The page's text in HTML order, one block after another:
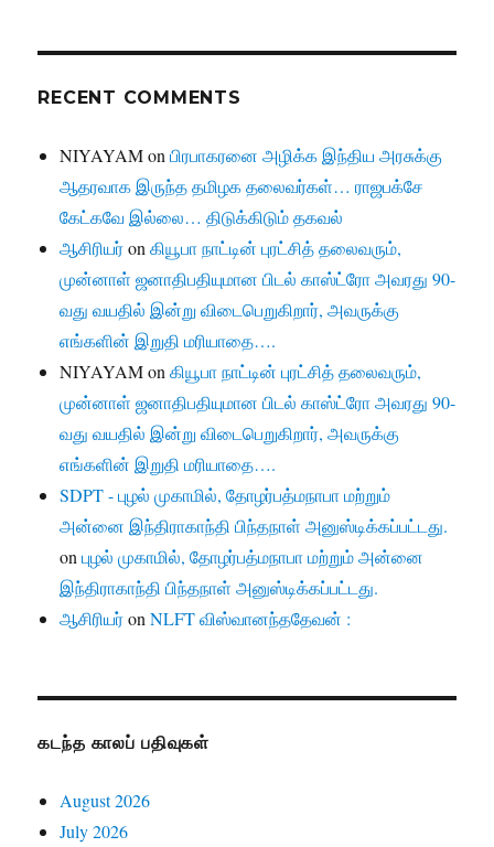
RECENT COMMENTS
NIYAYAMonபிரபாகரனை அழிக்க இந்திய அரசுக்கு
ஆதரவாக இருந்த தமிழக தலைவர்கள்… ராஜபக்சே
கேட்கவே இல்லை… திடுக்கிடும் தகவல்
ஆசிரியர்onகியூபா நாட்டின் புரட்சித் தலைவரும்,
முன்னாள் ஜனாதிபதியுமான பிடல் காஸ்ட்ரோ அவரது 90-
வது வயதில் இன்று விடைபெறுகிறார், அவருக்கு
எங்களின் இறுதி மரியாதை….
NIYAYAMonகியூபா நாட்டின் புரட்சித் தலைவரும்,
முன்னாள் ஜனாதிபதியுமான பிடல் காஸ்ட்ரோ அவரது 90-
வது வயதில் இன்று விடைபெறுகிறார், அவருக்கு
எங்களின் இறுதி மரியாதை….
SDPT - புழல் முகாமில், தோழர்பத்மநாபா மற்றும்
அன்னை இந்திராகாந்தி பிந்தநாள் அனுஸ்டிக்கப்பட்டது.
onபுழல் முகாமில், தோழர்பத்மநாபா மற்றும் அன்னை
இந்திராகாந்தி பிந்தநாள் அனுஸ்டிக்கப்பட்டது.
ஆசிரியர்onNLFT விஸ்வானந்ததேவன் :
கடந்த காலப் பதிவுகள்
August 2026
July 2026